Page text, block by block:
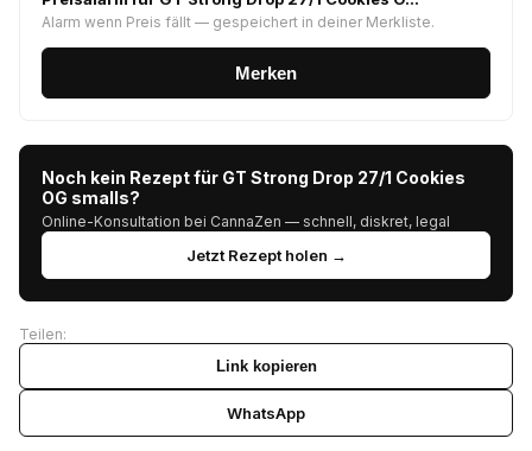
Alarm wenn Preis fällt — gespeichert in deiner Merkliste.
Merken
Noch kein Rezept für GT Strong Drop 27/1 Cookies
OG smalls?
Online-Konsultation bei CannaZen — schnell, diskret, legal
Jetzt Rezept holen →
Teilen:
Link kopieren
WhatsApp